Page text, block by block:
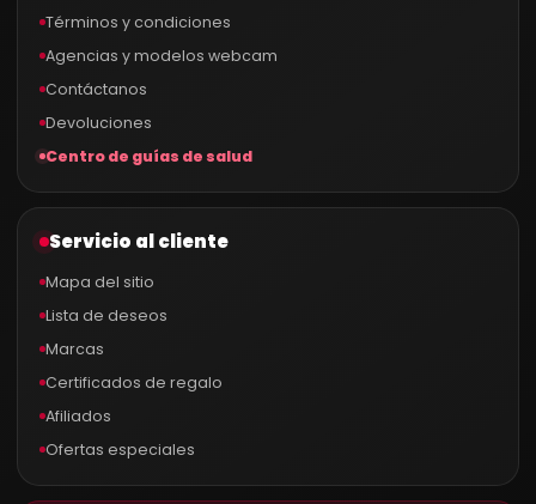
Términos y condiciones
Agencias y modelos webcam
Contáctanos
Devoluciones
Centro de guías de salud
Servicio al cliente
Mapa del sitio
Lista de deseos
Marcas
Certificados de regalo
Afiliados
Ofertas especiales